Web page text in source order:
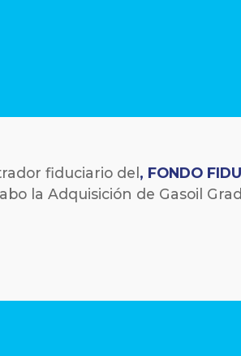
fiduciario del, FONDO
la Adquisición de Gasoil